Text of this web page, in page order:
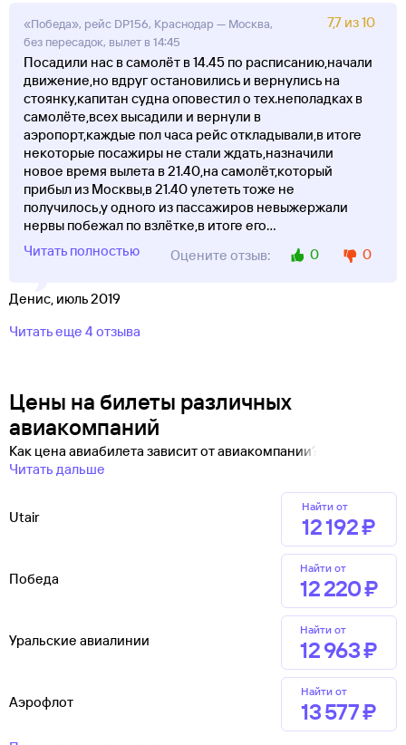
«Победа», рейс DP156, Краснодар — Москва,
без пересадок, вылет в 14:45
7,7 из 10
Посадили нас в самолёт в 14.45 по расписанию,начали
движение,но вдруг остановились и вернулись на
стоянку,капитан судна оповестил о тех.неполадках в
самолёте,всех высадили и вернули в
аэропорт,каждые пол часа рейс откладывали,в итоге
некоторые посажиры не стали ждать,назначили
новое время вылета в 21.40,на самолёт,который
прибыл из Москвы,в 21.40 улететь тоже не
получилось,у одного из пассажиров невыжержали
нервы побежал по взлётке,в итоге его...
Читать полностью
Оцените отзыв: 0 0
Денис, июль 2019
Читать еще 4 отзыва
Цены на билеты различных
авиакомпаний
Как цена авиабилета зависит от авиакомпании?
Читать дальше
Utair
Найти от
12 ⁠192 ⁠₽
Победа
Найти от
12 ⁠220 ⁠₽
Уральские авиалинии
Найти от
12 ⁠963 ⁠₽
Аэрофлот
Найти от
13 ⁠577 ⁠₽